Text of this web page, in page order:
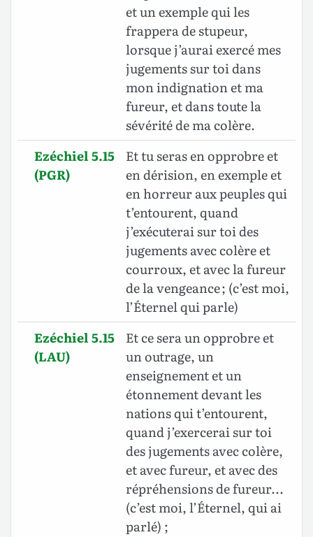
et un exemple qui les
frappera de stupeur,
lorsque j’aurai exercé mes
jugements sur toi dans
mon indignation et ma
fureur, et dans toute la
sévérité de ma colère.
Ezéchiel 5.15
(PGR)
Et tu seras en opprobre et
en dérision, en exemple et
en horreur aux peuples qui
t’entourent, quand
j’exécuterai sur toi des
jugements avec colère et
courroux, et avec la fureur
de la vengeance ; (c’est moi,
l’Éternel qui parle)
Ezéchiel 5.15
(LAU)
Et ce sera un opprobre et
un outrage, un
enseignement et un
étonnement devant les
nations qui t’entourent,
quand j’exercerai sur toi
des jugements avec colère,
et avec fureur, et avec des
répréhensions de fureur...
(c’est moi, l’Éternel, qui ai
parlé) ;